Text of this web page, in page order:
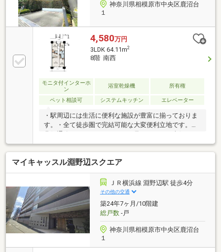
神奈川県相模原市中央区鹿沼台
１
4,580万円
3LDK 64.11m2
8階 南西
モニタ付インターホ
ン
浴室乾燥機 所有権
ペット相談可 システムキッチン エレベーター
・駅周辺には生活に便利な施設が豊富に揃っておりま
す。・全て徒歩圏で完結可能な大変便利立地です。・
き、陽当たり、通風大変良好です！・ペット飼育可能
（飼育細則有り）
マイキャッスル淵野辺スクエア
ＪＲ横浜線 淵野辺駅 徒歩4分
その他の交通
築24年7ヶ月/10階建
総戸数-戸
神奈川県相模原市中央区鹿沼台
１